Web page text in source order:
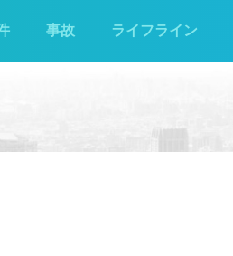
事故 ライフライン